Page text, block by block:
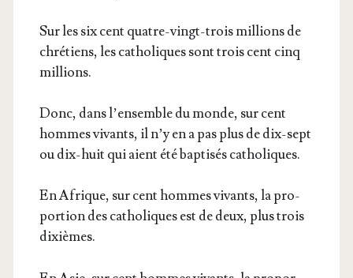
Sur les six cent quatre-vingt-trois mil­lions de
chré­tiens, les catho­liques sont trois cent cinq
millions.
Donc, dans l’en­semble du monde, sur cent
hommes vivants, il n’y en a pas plus de dix-sept
ou dix-huit qui aient été bap­ti­sés catholiques.
En Afrique, sur cent hommes vivants, la pro­
por­tion des catho­liques est de deux, plus trois
dixièmes.